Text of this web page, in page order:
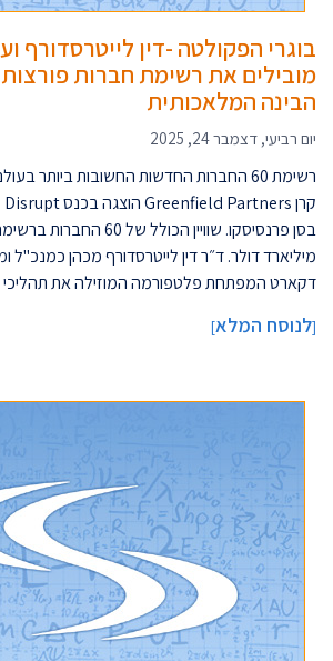
בוגרי הפקולטה -דין לייטרסדורף
מובילים את רשימת חברות
הבינה המלאכותית
יום רביעי, דצמבר 24, 2025
מיליארד דולר. ד״ר דין לייטרסדורף מכהן
דקארט המפתחת פלטפורמה המוזילה את תהליכי
[לנוסח המלא]